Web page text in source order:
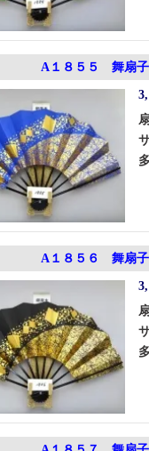
A１８５５ 舞扇
A１８５６ 舞扇